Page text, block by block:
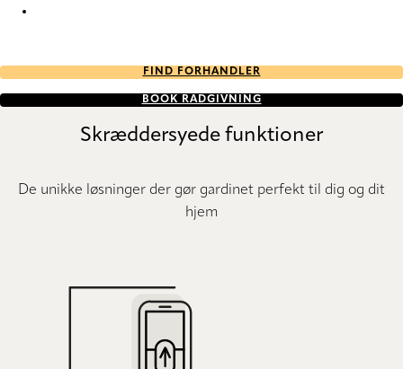
FIND FORHANDLER
BOOK RÅDGIVNING
Skræddersyede funktioner
De unikke løsninger der gør gardinet perfekt til dig og dit
hjem